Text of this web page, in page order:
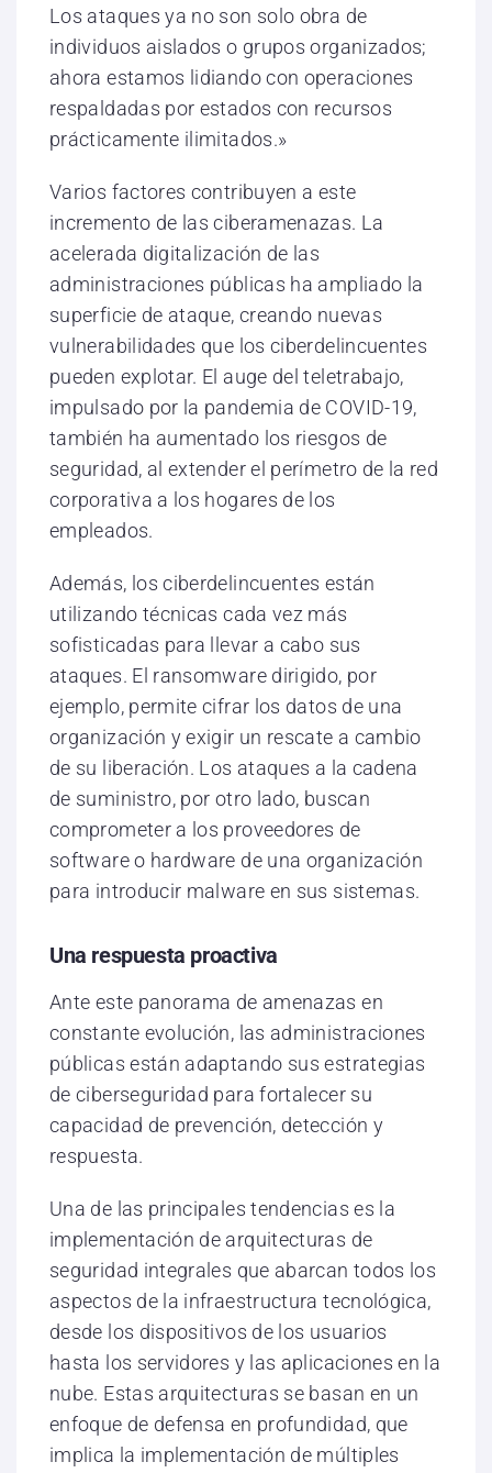
Los ataques ya no son solo obra de
individuos aislados o grupos organizados;
ahora estamos lidiando con operaciones
respaldadas por estados con recursos
prácticamente ilimitados.»
Varios factores contribuyen a este
incremento de las ciberamenazas. La
acelerada digitalización de las
administraciones públicas ha ampliado la
superficie de ataque, creando nuevas
vulnerabilidades que los ciberdelincuentes
pueden explotar. El auge del teletrabajo,
impulsado por la pandemia de COVID-19,
también ha aumentado los riesgos de
seguridad, al extender el perímetro de la red
corporativa a los hogares de los
empleados.
Además, los ciberdelincuentes están
utilizando técnicas cada vez más
sofisticadas para llevar a cabo sus
ataques. El ransomware dirigido, por
ejemplo, permite cifrar los datos de una
organización y exigir un rescate a cambio
de su liberación. Los ataques a la cadena
de suministro, por otro lado, buscan
comprometer a los proveedores de
software o hardware de una organización
para introducir malware en sus sistemas.
Una respuesta proactiva
Ante este panorama de amenazas en
constante evolución, las administraciones
públicas están adaptando sus estrategias
de ciberseguridad para fortalecer su
capacidad de prevención, detección y
respuesta.
Una de las principales tendencias es la
implementación de arquitecturas de
seguridad integrales que abarcan todos los
aspectos de la infraestructura tecnológica,
desde los dispositivos de los usuarios
hasta los servidores y las aplicaciones en la
nube. Estas arquitecturas se basan en un
enfoque de defensa en profundidad, que
implica la implementación de múltiples